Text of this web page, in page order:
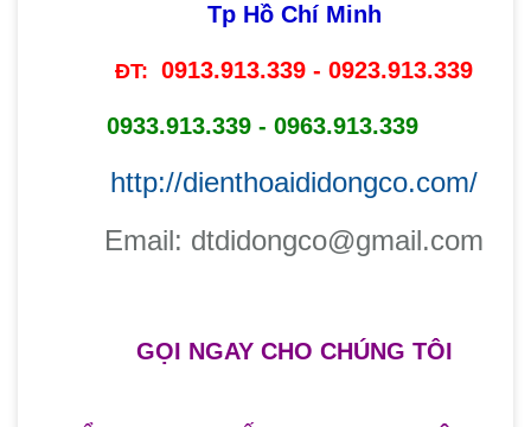
Tp Hồ Chí Minh
ĐT: 0913.913.339 - 0923.913.339
0933.913.339 - 0963.913.339
http://dienthoaididongco.com/
​Email: dtdidongco@gmail.com
GỌI NGAY CHO CHÚNG TÔI